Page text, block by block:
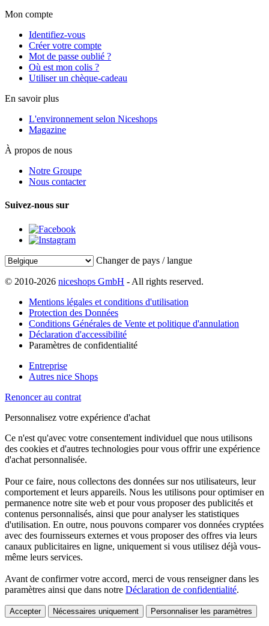
Mon compte
Identifiez-vous
Créer votre compte
Mot de passe oublié ?
Où est mon colis ?
Utiliser un chèque-cadeau
En savoir plus
L'environnement selon Niceshops
Magazine
À propos de nous
Notre Groupe
Nous contacter
Suivez-nous sur
Changer de pays / langue
© 2010-2026 niceshops GmbH - All rights reserved.
Mentions légales et conditions d'utilisation
Protection des Données
Conditions Générales de Vente et politique d'annulation
Déclaration d'accessibilité
Paramètres de confidentialité
Entreprise
Autres nice Shops
Renoncer au contrat
Personnalisez votre expérience d'achat
Ce n'est qu'avec votre consentement individuel que nous utilisons
des cookies et d'autres technologies pour vous offrir une expérience
d'achat personnalisée.
Pour ce faire, nous collectons des données sur nos utilisateurs, leur
comportement et leurs appareils. Nous les utilisons pour optimiser en
permanence notre site web et pour vous proposer des publicités et
contenus personnalisés, ainsi que pour analyser les statistiques
d'utilisation. En outre, nous pouvons comparer vos données cryptées
avec des fournisseurs externes et vous proposer des offres via leurs
canaux publicitaires en ligne, uniquement si vous utilisez déjà vous-
même leurs services.
Avant de confirmer votre accord, merci de vous renseigner dans les
paramètres ainsi que dans notre Déclaration de confidentialité.
Accepter Nécessaires uniquement Personnaliser les paramètres